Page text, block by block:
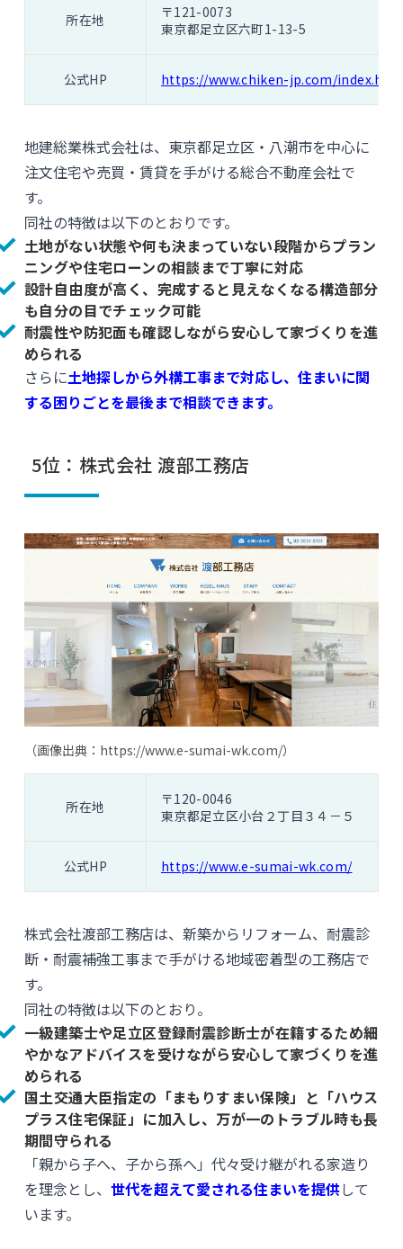
所在地
〒121-0073
東京都足立区六町1-13-5
公式HP https://www.chiken-jp.com/
地建総業株式会社は、東京都足立区・八潮市を中心に
注文住宅や売買・賃貸を手がける総合不動産会社で
す。
同社の特徴は以下のとおりです。
土地がない状態や何も決まっていない段階からプラン
ニングや住宅ローンの相談まで丁寧に対応
設計自由度が高く、完成すると見えなくなる構造部分
も自分の目でチェック可能
耐震性や防犯面も確認しながら安心して家づくりを進
められる
さらに土地探しから外構工事まで対応し、住まいに関
する困りごとを最後まで相談できます。
5位：株式会社 渡部工務店
（画像出典： https://www.e-sumai-wk.com/）
所在地
〒120-0046
東京都足立区小台２丁目３４－５
公式HP https://www.e-sumai-wk.com/
株式会社渡部工務店は、新築からリフォーム、耐震診
断・耐震補強工事まで手がける地域密着型の工務店で
す。
同社の特徴は以下のとおり。
一級建築士や足立区登録耐震診断士が在籍するため細
やかなアドバイスを受けながら安心して家づくりを進
められる
国土交通大臣指定の「まもりすまい保険」と「ハウス
プラス住宅保証」に加入し、万が一のトラブル時も長
期間守られる
「親から子へ、子から孫へ」代々受け継がれる家造り
を理念とし、 世代を超えて愛される住まいを提供して
います。